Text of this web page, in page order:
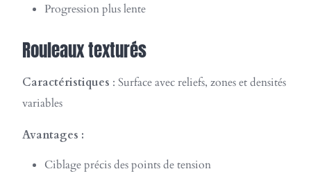
Progression plus lente
Rouleaux texturés
Caractéristiques : Surface avec reliefs, zones et densités
variables
Avantages :
Ciblage précis des points de tension